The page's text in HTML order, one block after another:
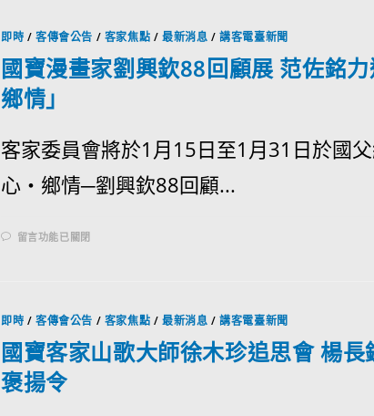
即時 /客傳會公告 / 客家焦點 /最新消息 /講客電臺新聞
國寶漫畫家劉興欽88回顧展 范佐銘
鄉情」
客家委員會將於1月15日至1月31日於國
心‧鄉情─劉興欽88回顧...
留言功能已關閉
即時 /客傳會公告 / 客家焦點 /最新消息 /講客電臺新聞
國寶客家山歌大師徐木珍追思會 楊
褒揚令